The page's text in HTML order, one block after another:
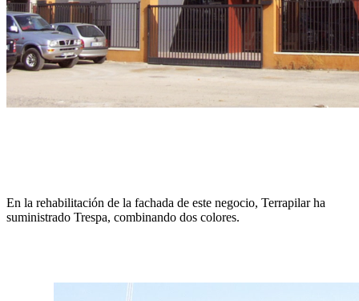
En la rehabilitación de la fachada de este negocio, Terrapilar ha
suministrado Trespa, combinando dos colores.